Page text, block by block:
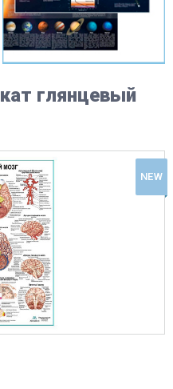
глянцевый
NEW